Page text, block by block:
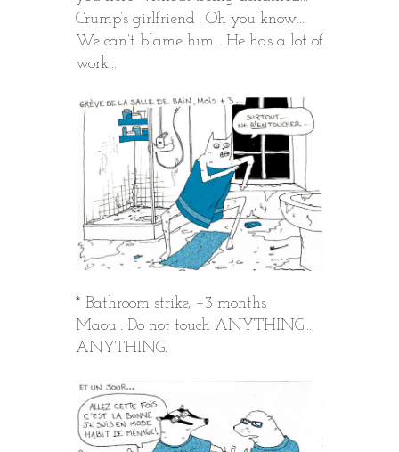
Crump’s girlfriend : Oh you know…
We can’t blame him… He has a lot of
work…
* Bathroom strike, +3 months
Maou : Do not touch ANYTHING…
ANYTHING.